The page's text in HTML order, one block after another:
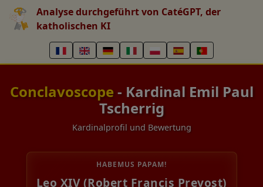
Analyse durchgeführt von CatéGPT, der
katholischen KI
Conclavoscope - Kardinal Emil Paul
Tscherrig
Kardinalprofil und Bewertung
HABEMUS PAPAM!
Leo XIV (Robert Francis Prevost)